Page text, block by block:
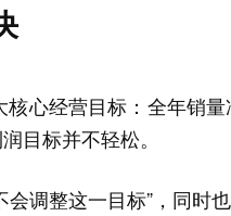
心经营目标：全年销
目标并不轻松。
调整这一目标”，同时